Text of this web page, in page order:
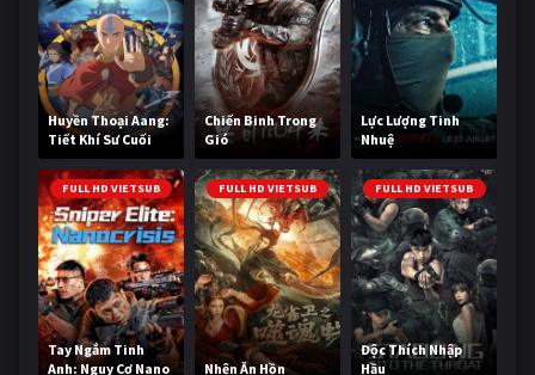
Huyền Thoại Aang:
Tiết Khí Sư Cuối
Cùng
Chiến Binh Trong
Gió
Lực Lượng Tinh
Nhuệ
FULL HD VIETSUB
Tay Ngắm Tinh
Anh: Nguy Cơ Nano
FULL HD VIETSUB
Nhện Ăn Hồn
FULL HD VIETSUB
Độc Thích Nhập
Hầu